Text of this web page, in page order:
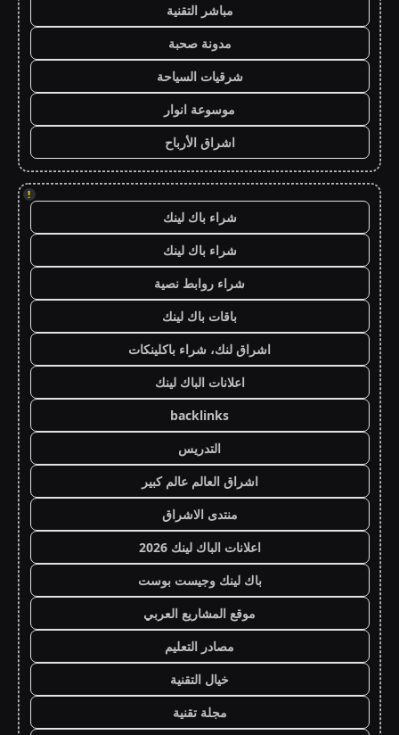
مباشر التقنية
مدونة صحبة
شرقيات السياحة
موسوعة انوار
اشراق الأرباح
!
شراء باك لينك
شراء باك لينك
شراء روابط نصية
باقات باك لينك
اشراق لنك، شراء باكلينكات
اعلانات الباك لينك
backlinks
التدريس
اشراق العالم عالم كبير
منتدى الاشراق
اعلانات الباك لينك 2026
باك لينك وجيست بوست
موقع المشاريع العربي
مصادر التعليم
خيال التقنية
مجلة تقنية